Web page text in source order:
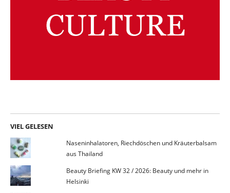
VIEL GELESEN
Naseninhalatoren, Riechdöschen und Kräuterbalsam
aus Thailand
Beauty Briefing KW 32 / 2026: Beauty und mehr in
Helsinki